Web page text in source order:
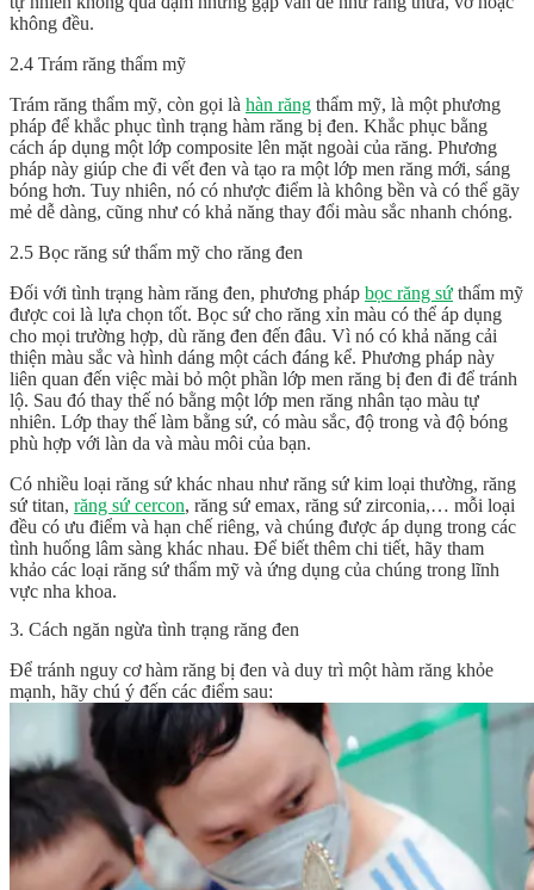
không đều.
2.4 Trám răng thẩm mỹ
Trám răng thẩm mỹ, còn gọi là hàn răng thẩm mỹ, là một phương
pháp để khắc phục tình trạng hàm răng bị đen. Khắc phục bằng
cách áp dụng một lớp composite lên mặt ngoài của răng. Phương
pháp này giúp che đi vết đen và tạo ra một lớp men răng mới, sáng
bóng hơn. Tuy nhiên, nó có nhược điểm là không bền và có thể gãy
mẻ dễ dàng, cũng như có khả năng thay đổi màu sắc nhanh chóng.
2.5 Bọc răng sứ thẩm mỹ cho răng đen
Đối với tình trạng hàm răng đen, phương pháp bọc răng sứ thẩm mỹ
được coi là lựa chọn tốt. Bọc sứ cho răng xỉn màu có thể áp dụng
cho mọi trường hợp, dù răng đen đến đâu. Vì nó có khả năng cải
thiện màu sắc và hình dáng một cách đáng kể. Phương pháp này
liên quan đến việc mài bỏ một phần lớp men răng bị đen đi để tránh
lộ. Sau đó thay thế nó bằng một lớp men răng nhân tạo màu tự
nhiên. Lớp thay thế làm bằng sứ, có màu sắc, độ trong và độ bóng
phù hợp với làn da và màu môi của bạn.
Có nhiều loại răng sứ khác nhau như răng sứ kim loại thường, răng
sứ titan, răng sứ cercon, răng sứ emax, răng sứ zirconia,… mỗi loại
đều có ưu điểm và hạn chế riêng, và chúng được áp dụng trong các
tình huống lâm sàng khác nhau. Để biết thêm chi tiết, hãy tham
khảo các loại răng sứ thẩm mỹ và ứng dụng của chúng trong lĩnh
vực nha khoa.
3. Cách ngăn ngừa tình trạng răng đen
Để tránh nguy cơ hàm răng bị đen và duy trì một hàm răng khỏe
mạnh, hãy chú ý đến các điểm sau: